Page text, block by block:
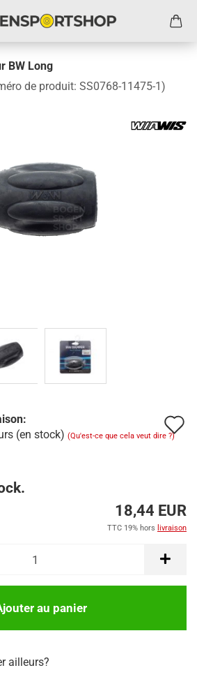
BW Long
de produit: SS0768-11475-1)
(en stock) (Qu'est-ce que cela veut dire ?)
18,44 EUR
TTC 19% hors livraison
au panier
ailleurs?